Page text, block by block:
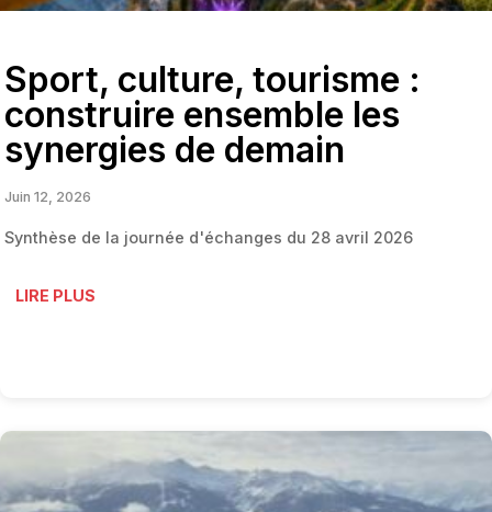
Sport, culture, tourisme :
construire ensemble les
synergies de demain
Juin 12, 2026
Synthèse de la journée d'échanges du 28 avril 2026
LIRE PLUS